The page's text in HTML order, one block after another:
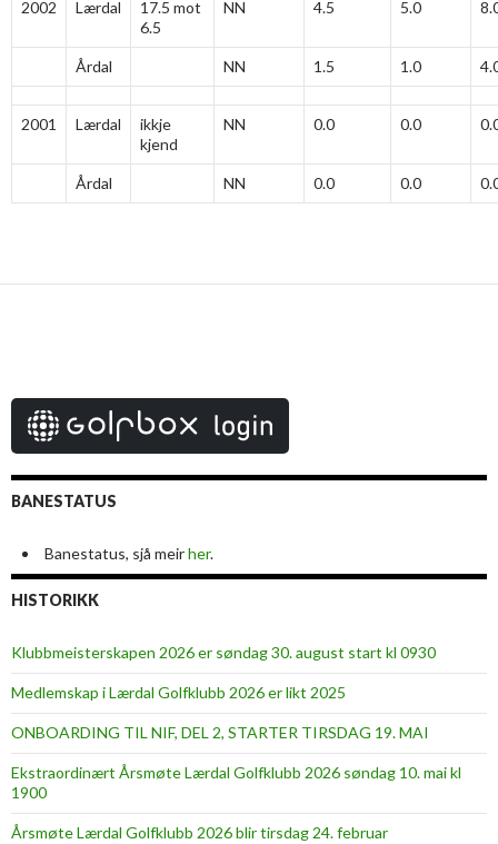
2002 Lærdal
17.5 mot
6.5
NN 4.5 5.0
Årdal NN 1.5 1.0
2001 Lærdal
ikkje
kjend
NN 0.0 0.0
Årdal NN 0.0 0.0
BANESTATUS
Banestatus, sjå meirher.
HISTORIKK
Klubbmeisterskapen 2026 er søndag 30. august start kl 0930
Medlemskap i Lærdal Golfklubb 2026 er likt 2025
ONBOARDING TIL NIF, DEL 2, STARTER TIRSDAG 19. MAI
Ekstraordinært Årsmøte Lærdal Golfklubb 2026 søndag 10. mai kl
1900
Årsmøte Lærdal Golfklubb 2026 blir tirsdag 24. februar